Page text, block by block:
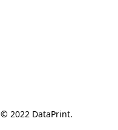
© 2022 DataPrint.